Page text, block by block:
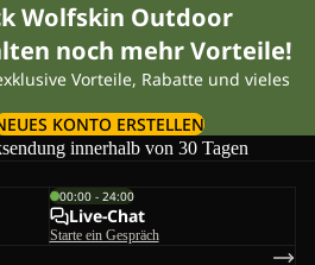
Wolfskin Outdoor
noch mehr Vorteile!
Vorteile, Rabatte und vieles
KONTO ERSTELLEN
innerhalb von 30 Tagen
00:00 - 24:00
Live-Chat
Starte ein Gespräch